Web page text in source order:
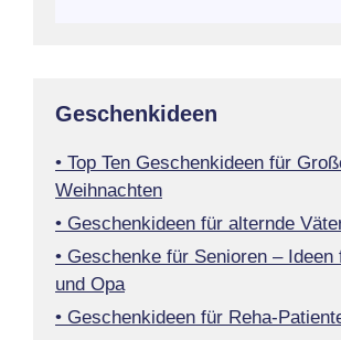
Geschenkideen
• Top Ten Geschenkideen für
Weihnachten
• Geschenkideen für alternde
• Geschenke für Senioren – Ideen
und Opa
• Geschenkideen für Reha-